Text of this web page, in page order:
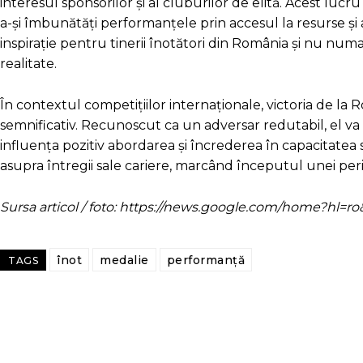
interesul sponsorilor și al cluburilor de elită. Acest
a-și îmbunătăți performanțele prin accesul la resurse
inspirație pentru tinerii înotători din România și nu
realitate.
În contextul competițiilor internaționale, victoria de la
semnificativ. Recunoscut ca un adversar redutabil, el
influența pozitiv abordarea și încrederea în capacitatea
asupra întregii sale cariere, marcând începutul unei
Sursa articol / foto: https://news.google.com/
TAGS înot medalie performanță